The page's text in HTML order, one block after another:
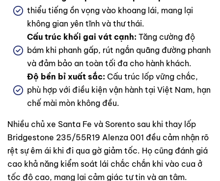
thiểu tiếng ồn vọng vào khoang lái, mang lại
không gian yên tĩnh và thư thái.
Cấu trúc khối gai vát cạnh: Tăng cường độ
bám khi phanh gấp, rút ngắn quãng đường phanh
và đảm bảo an toàn tối đa cho hành khách.
Độ bền bỉ xuất sắc: Cấu trúc lốp vững chắc,
phù hợp với điều kiện vận hành tại Việt Nam, hạn
chế mài mòn không đều.
Nhiều chủ xe Santa Fe và Sorento sau khi thay lốp
Bridgestone 235/55R19 Alenza 001 đều cảm nhận rõ
rệt sự êm ái khi đi qua gờ giảm tốc. Họ cũng đánh giá
cao khả năng kiểm soát lái chắc chắn khi vào cua ở
tốc độ cao, mang lại cảm giác tự tin và an tâm.